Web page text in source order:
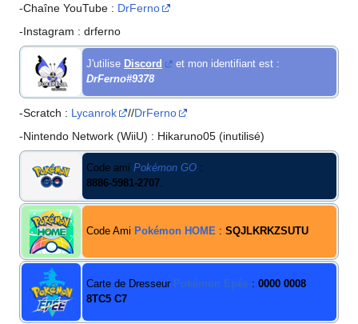
-Chaîne YouTube : DrFerno
-Instagram : drferno
J'utilise Discord et mon identifiant est :
DrFerno#9378
-Scratch : Lycanrok //DrFerno
-Nintendo Network (WiiU) : Hikaruno05 (inutilisé)
Code ami Pokémon GO :
8886-5981-2707.
Code Ami Pokémon HOME : SQJLKRKZSUTU
Carte de Dresseur Pokémon Épée : 0000 0008
8TC5 C7